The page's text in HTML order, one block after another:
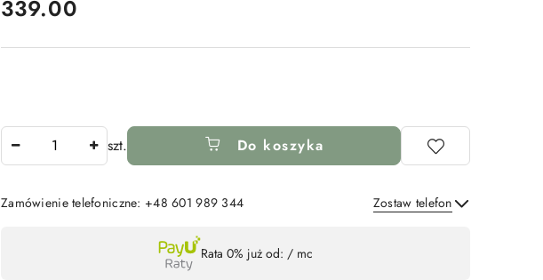
cena:
339.00
szt. Do koszyka
Zamówienie telefoniczne: +48 601 989 344 Zostaw telefon
Rata 0% już od: / mc